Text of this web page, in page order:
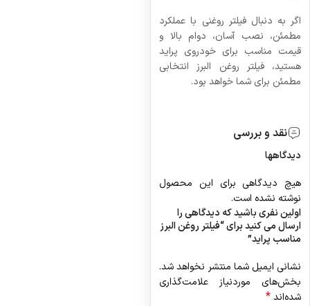
اگر به دنبال فیلتر روغنی با عملکرد
مطمئن، نصب آسان، دوام بالا و
قیمت مناسب برای خودروی پراید
هستید، فیلتر روغن البرز انتخابی
مطمئن برای شما خواهد بود.
نقد و بررسی
دیدگاهها
هیچ دیدگاهی برای این محصول
نوشته نشده است.
اولین نفری باشید که دیدگاهی را
ارسال می کنید برای “فیلتر روغن البرز
مناسب پراید”
نشانی ایمیل شما منتشر نخواهد شد.
بخش‌های موردنیاز علامت‌گذاری
شده‌اند*